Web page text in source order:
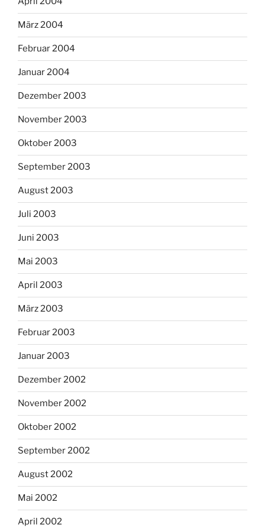
März 2004
Februar 2004
Januar 2004
Dezember 2003
November 2003
Oktober 2003
September 2003
August 2003
Juli 2003
Juni 2003
Mai 2003
April 2003
März 2003
Februar 2003
Januar 2003
Dezember 2002
November 2002
Oktober 2002
September 2002
August 2002
Mai 2002
April 2002